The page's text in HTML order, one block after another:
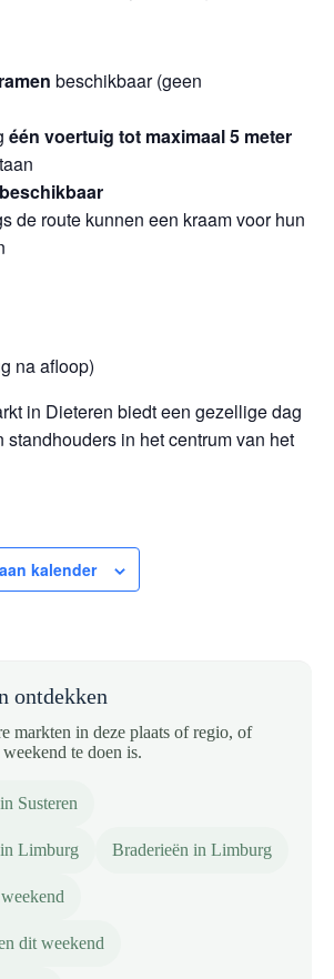
beschikbaar (geen
één voertuig tot maximaal 5 meter
de route kunnen een kraam voor hun
na afloop)
in Dieteren biedt een gezellige dag
standhouders in het centrum van het
kalender
ontdekken
markten in deze plaats of regio, of
te doen is.
Susteren
Limburg Braderieën in Limburg
dit weekend